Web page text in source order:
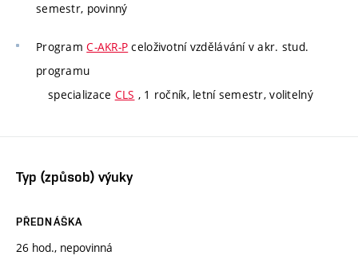
semestr, povinný
ProgramC-AKR-P celoživotní vzdělávání v akr. stud.
programu
specializace CLS , 1 ročník, letní semestr, volitelný
Typ (způsob) výuky
PŘEDNÁŠKA
26 hod., nepovinná